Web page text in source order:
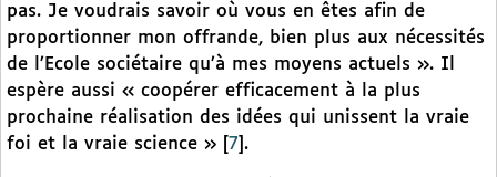
pas. Je voudrais savoir où vous en êtes afin de
proportionner mon offrande, bien plus aux nécessités
de l’Ecole sociétaire qu’à mes moyens actuels ». Il
espère aussi « coopérer efficacement à la plus
prochaine réalisation des idées qui unissent la vraie
foi et la vraie science »
7 .